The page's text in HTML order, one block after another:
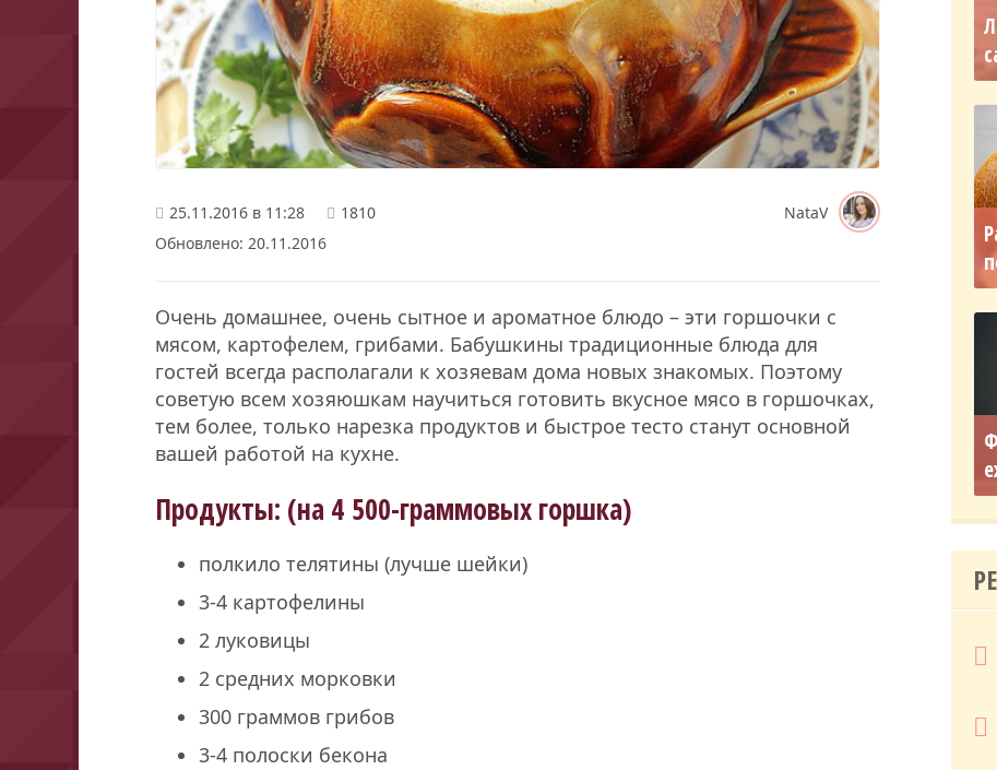
25.11.2016 в 11:28 1810
NataV
Обновлено: 20.11.2016
Очень домашнее, очень сытное и ароматное блюдо – эти горшочки с
мясом, картофелем, грибами. Бабушкины традиционные блюда для
гостей всегда располагали к хозяевам дома новых знакомых. Поэтому
советую всем хозяюшкам научиться готовить вкусное мясо в горшочках,
тем более, только нарезка продуктов и быстрое тесто станут основной
вашей работой на кухне.
Продукты: (на 4 500-граммовых горшка)
полкило телятины (лучше шейки)
3-4 картофелины
2 луковицы
2 средних морковки
300 граммов грибов
3-4 полоски бекона